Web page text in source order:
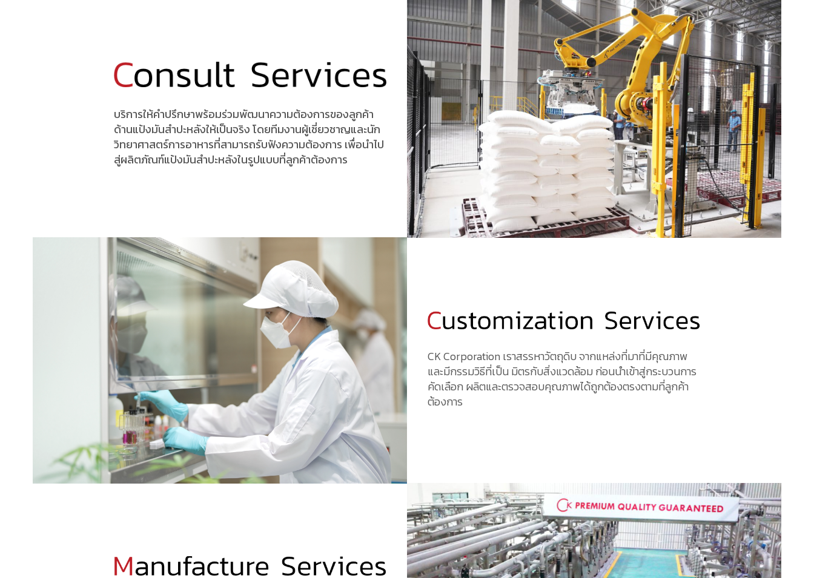
บริการให้คำปรึกษาพร้อมร่วมพัฒนาความต้องการของลูกค้า
ด้านแป้งมันสำปะหลังให้เป็นจริง โดยทีมงานผู้เชี่ยวชาญและนัก
วิทยาศาสตร์การอาหารที่สามารถรับฟังความต้องการ เพื่อนำไป
สู่ผลิตภัณฑ์แป้งมันสำปะหลังในรูปแบบที่ลูกค้าต้องการ
CK Corporation เราสรรหาวัตถุดิบ จากแหล่งที่มาที่มีคุณภาพ
และมีกรรมวิธีที่เป็น มิตรกับสิ่งแวดล้อม ก่อนนำเข้าสู่กระบวนการ
คัดเลือก ผลิตและตรวจสอบคุณภาพได้ถูกต้องตรงตามที่ลูกค้า
ต้องการ